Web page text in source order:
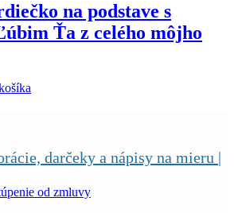
na podstave s
Ťa z celého môjho
darčeky a nápisy na mieru |
od zmluvy